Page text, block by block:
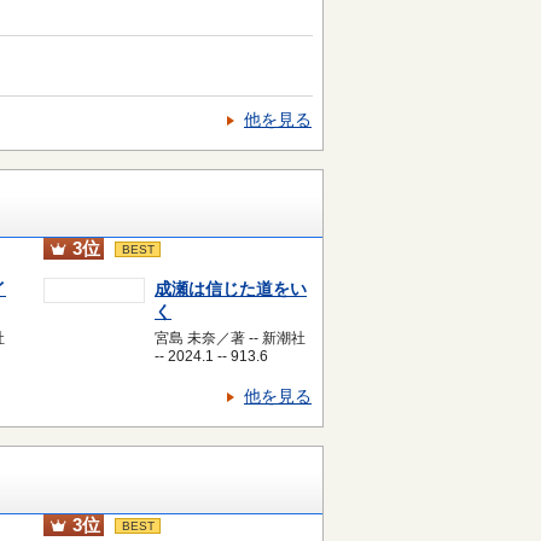
他を見る
3位 BEST
成瀬は信じた道をい
く
宮島 未奈／著 -- 新潮社
-- 2024.1 -- 913.6
他を見る
3位 BEST